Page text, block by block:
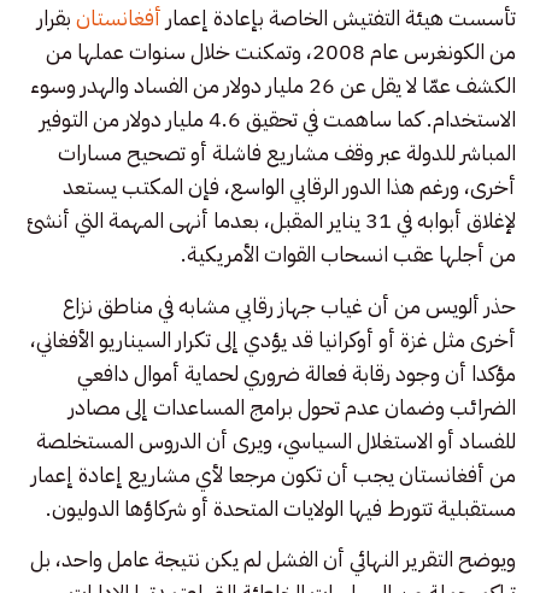
تأسست هيئة التفتيش الخاصة بإعادة إعمار أفغانستانبقرار
من الكونغرس عام 2008، وتمكنت خلال سنوات عملها من
الكشف عمّا لا يقل عن 26 مليار دولار من الفساد والهدر وسوء
الاستخدام. كما ساهمت في تحقيق 4.6 مليار دولار من التوفير
المباشر للدولة عبر وقف مشاريع فاشلة أو تصحيح مسارات
أخرى، ورغم هذا الدور الرقابي الواسع، فإن المكتب يستعد
لإغلاق أبوابه في 31 يناير المقبل، بعدما أنهى المهمة التي أنشئ
من أجلها عقب انسحاب القوات الأمريكية.
حذر ألويس من أن غياب جهاز رقابي مشابه في مناطق نزاع
أخرى مثل غزة أو أوكرانيا قد يؤدي إلى تكرار السيناريو الأفغاني،
مؤكدا أن وجود رقابة فعالة ضروري لحماية أموال دافعي
الضرائب وضمان عدم تحول برامج المساعدات إلى مصادر
للفساد أو الاستغلال السياسي، ويرى أن الدروس المستخلصة
من أفغانستان يجب أن تكون مرجعا لأي مشاريع إعادة إعمار
مستقبلية تتورط فيها الولايات المتحدة أو شركاؤها الدوليون.
ويوضح التقرير النهائي أن الفشل لم يكن نتيجة عامل واحد، بل